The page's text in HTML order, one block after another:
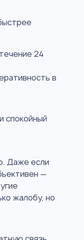
24
в
спокойный
Даже если
—
жалобу, но